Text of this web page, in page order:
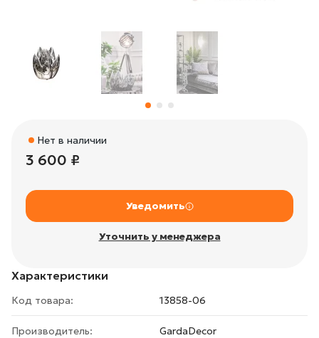
Характеристики
Код товара: 13858-06
Производитель: GardaDecor
Нет в наличии
3 600 ₽
Уведомить
Уточнить у менеджера